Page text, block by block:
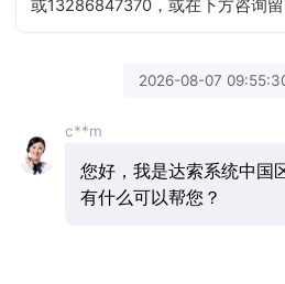
或13286847370，或在下方咨询留
2026-08-07
c**m
您好，我是达索系统中国
有什么可以帮您？